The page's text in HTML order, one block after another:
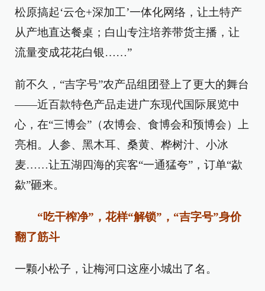
松原搞起‘云仓+深加工’一体化网络，让土特产
从产地直达餐桌；白山专注培养带货主播，让
流量变成花花白银……”
前不久，“吉字号”农产品组团登上了更大的舞台
——近百款特色产品走进广东现代国际展览中
心，在“三博会”（农博会、食博会和预博会）上
亮相。人参、黑木耳、桑黄、桦树汁、小冰
麦……让五湖四海的宾客“一通猛夸”，订单“歘
歘”砸来。
“吃干榨净”，花样“解锁”，“吉字号”身价
翻了筋斗
一颗小松子，让梅河口这座小城出了名。